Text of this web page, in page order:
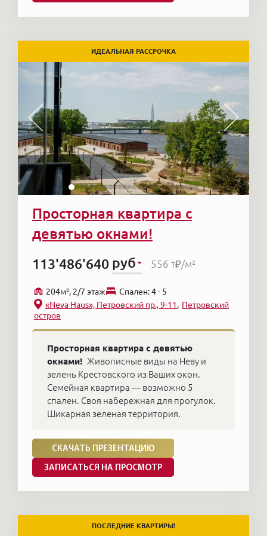
ИДЕАЛЬНАЯ РАССРОЧКА
Просторная квартира с
девятью окнами!
113'486'640 руб 556 т₽/м²
204м², 2/7 этаж
Cпален: 4 - 5
«Neva Haus», Петровский пр., 9-11
Петровский
остров
Просторная квартира с девятью
окнами! Живописные виды на Неву и
зелень Крестовского из Ваших окон.
Семейная квартира — возможно 5
спален. Своя набережная для прогулок.
Шикарная зеленая территория.
СКАЧАТЬ ПРЕЗЕНТАЦИЮ
ЗАПИСАТЬСЯ НА ПРОСМОТР
ПОСЛЕДНИЕ КВАРТИРЫ!